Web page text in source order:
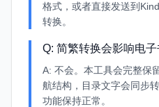
格式，或者直接发送到
转换。
Q: 简繁转换会影响电
A: 不会。本工具会完整保
航结构，目录文字会同步
功能保持正常。